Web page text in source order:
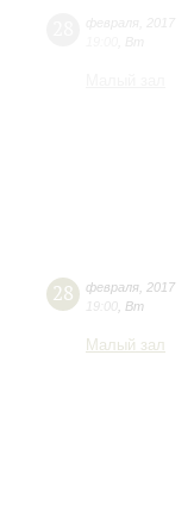
28 февраля 2017
19:00 Вт
Малый зал